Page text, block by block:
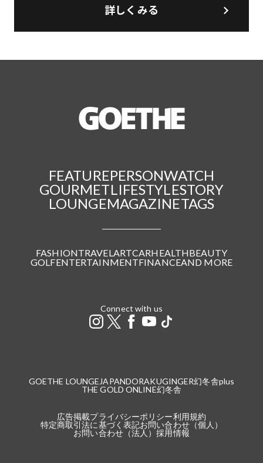
詳しくみる
FEATUREPERSONWATCH
GOURMETLIFESTYLESTORY
LOUNGEMAGAZINETAGS
FASHIONTRAVELARTCARHEALTHBEAUTY
GOLFENTERTAINMENTFINANCEAND MORE
Connect with us
GOETHE LOUNGE JAPANDORAKUGINGER幻冬舎plus
THE GOLD ONLINE幻冬舎
広告掲載プライバシーポリシー利用規約
特定商取引法に基づく表記お問い合わせ（個人）
お問い合わせ（法人）採用情報